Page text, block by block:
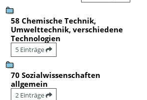
58 Chemische Technik,
Umwelttechnik, verschiedene
Technologien
5 Einträge
70 Sozialwissenschaften
allgemein
2 Einträge